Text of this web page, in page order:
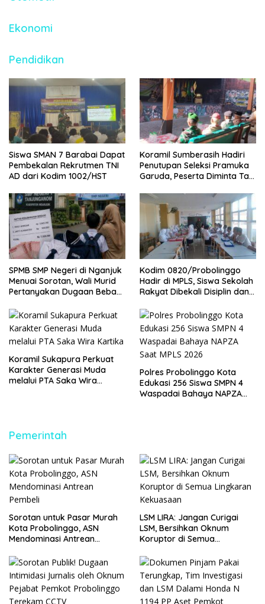
Ekonomi
Pendidikan
Siswa SMAN 7 Barabai Dapat
Pembekalan Rekrutmen TNI
AD dari Kodim 1002/HST
Koramil Sumberasih Hadiri
Penutupan Seleksi Pramuka
Garuda, Peserta Diminta Tak
SPMB SMP Negeri di Nganjuk
Menuai Sorotan, Wali Murid
Pertanyakan Dugaan Beban
Pengawasan Dinas
Pendidikan
Kodim 0820/Probolinggo
Hadir di MPLS, Siswa Sekolah
Rakyat Dibekali Disiplin dan
Koramil Sukapura Perkuat
Karakter Generasi Muda
melalui PTA Saka Wira
Polres Probolinggo Kota
Edukasi 256 Siswa SMPN 4
Waspadai Bahaya NAPZA
Pemerintah
Sorotan untuk Pasar Murah
Kota Probolinggo, ASN
Mendominasi Antrean
LSM LIRA: Jangan Curigai
LSM, Bersihkan Oknum
Koruptor di Semua